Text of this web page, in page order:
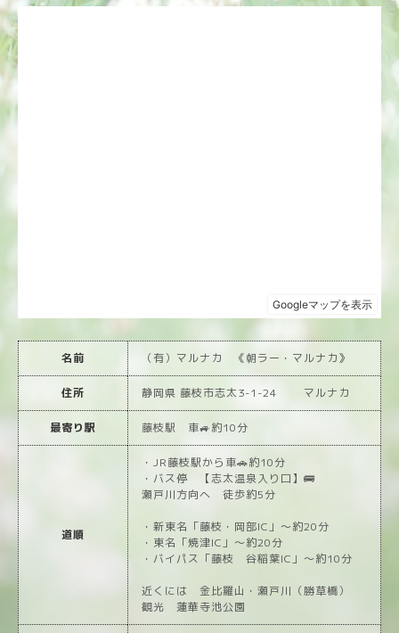
名前 （有）マルナカ 《朝ラー・マルナカ》
住所 静岡県 藤枝市志太3-1-24 マルナカ
最寄り駅 藤枝駅 車🚙約10分
道順
・JR藤枝駅から車🚗約10分
・バス停 【志太温泉入り口】🚌
瀬戸川方向へ 徒歩約5分
・新東名「藤枝・岡部IC」〜約20分
・東名「焼津IC」〜約20分
・バイパス「藤枝 谷稲葉IC」〜約10分
近くには 金比羅山・瀬戸川（勝草橋）
観光 蓮華寺池公園